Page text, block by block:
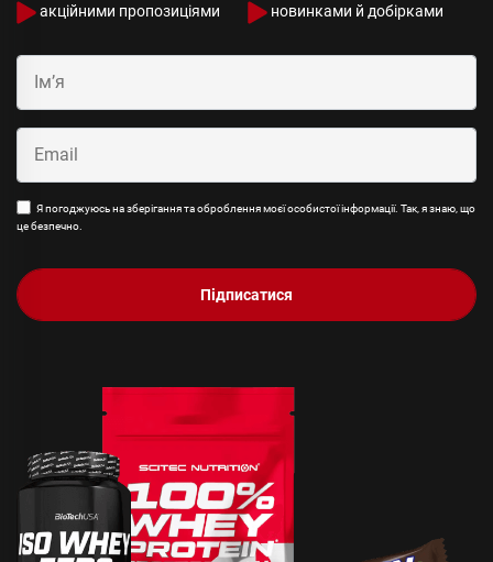
акційними пропозиціями новинками й добірками
Я погоджуюсь на зберігання та оброблення моєї особистої інформації. Так, я знаю, що
це безпечно.
Підписатися